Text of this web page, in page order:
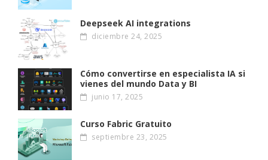
Deepseek AI integrations
diciembre 24, 2025
Cómo convertirse en especialista IA si
vienes del mundo Data y BI
junio 17, 2025
Curso Fabric Gratuito
septiembre 23, 2025